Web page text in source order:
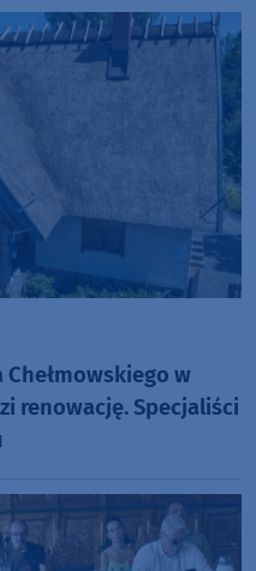
Chełmowskiego w
renowację. Specjaliści